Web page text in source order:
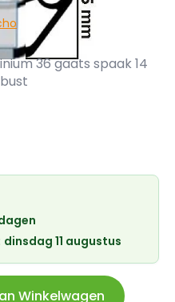
36 gaats spaak 14
dinsdag 11 augustus
Winkelwagen